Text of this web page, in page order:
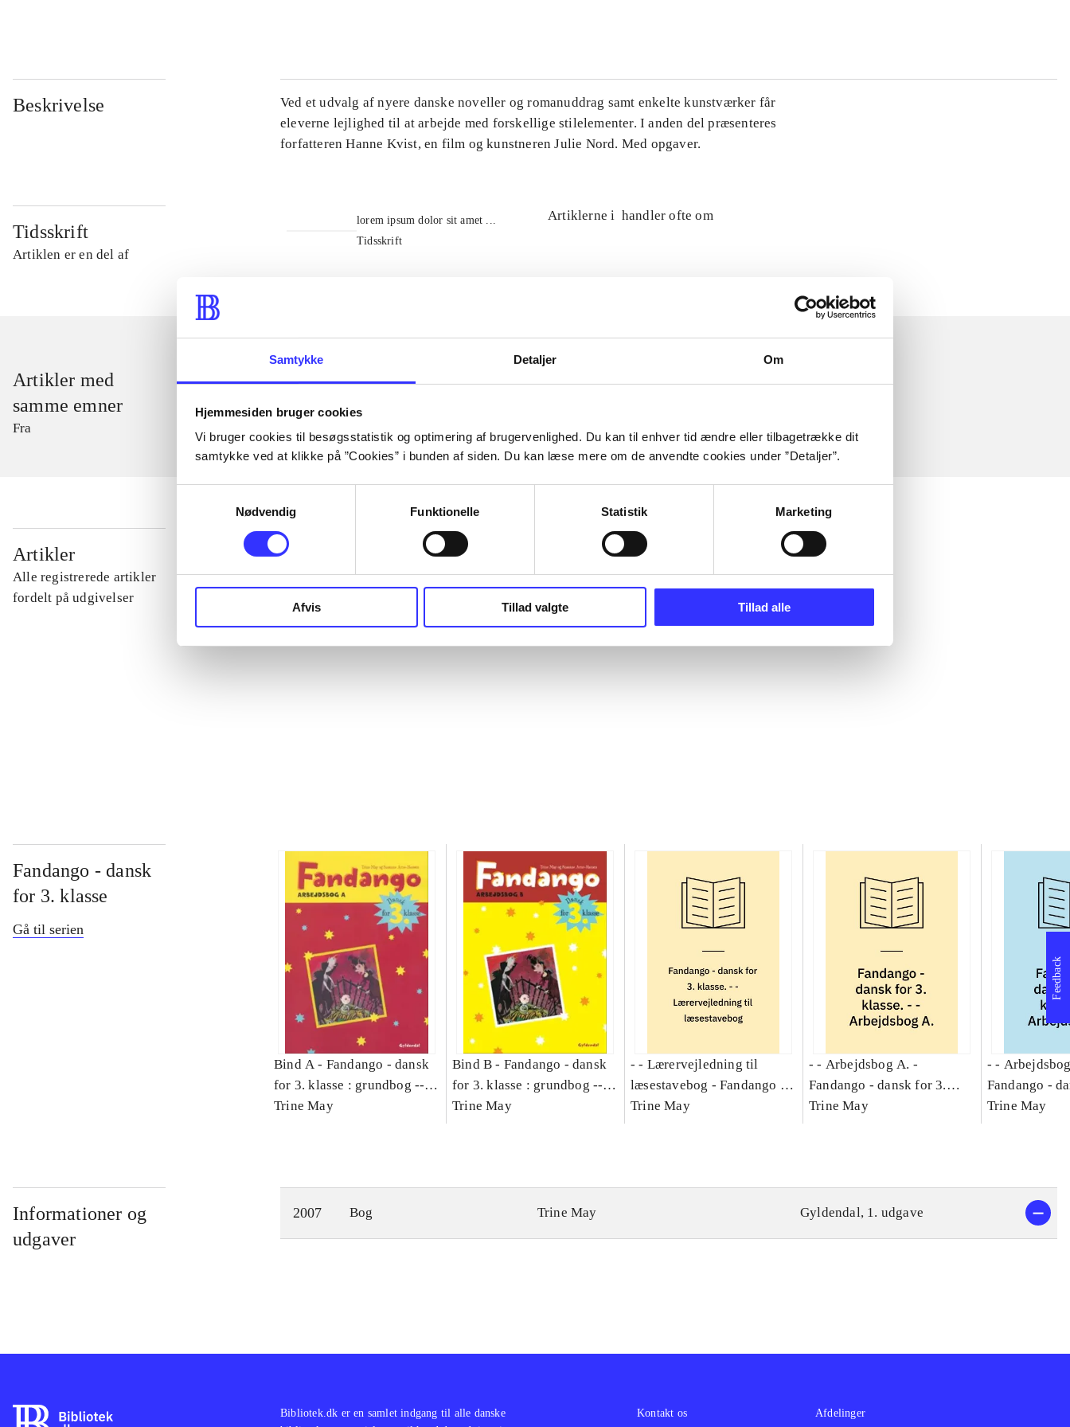
Samtykke Detaljer Om
Hjemmesiden bruger cookies
Vi bruger cookies til besøgsstatistik og optimering af brugervenlighed. Du kan til enhver tid ændre eller tilbagetrække dit
samtykke ved at klikke på ”Cookies” i bunden af siden. Du kan læse mere om de anvendte cookies under ”Detaljer”.
Nødvendig
Funktionelle Statistik Marketing
Afvis Tillad valgte Tillad alle
Beskrivelse
Ved et udvalg af nyere danske noveller og romanuddrag samt enkelte kunstværker får
eleverne lejlighed til at arbejde med forskellige stilelementer. I anden del præsenteres
forfatteren Hanne Kvist, en film og kunstneren Julie Nord. Med opgaver.
Tidsskrift
Artiklen er en del af
lorem ipsum dolor sit amet ...
Tidsskrift
Artiklerne i handler ofte om
Artikler med
samme emner
Fra
Artikler
Alle registrerede artikler
fordelt på udgivelser
...
...
Fandango - dansk
for 3. klasse
Gå til serien
Bind A - Fandango - dansk
for 3. klasse : grundbog --
Arbejdsbog. Bind A
Trine May
Bind B - Fandango - dansk
for 3. klasse : grundbog --
Arbejdsbog. Bind B
Trine May
- - Lærervejledning til
læsestavebog - Fandango -
dansk for 3. klasse :
Trine May
- - Arbejdsbog A. -
Fandango - dansk for 3.
klasse : grundbog. - -
Trine May
- -
Fandango -
klasse :
Trine May
Informationer og
udgaver
2007 Bog Trine May Gyldendal, 1. udgave
Feedback
Bibliotek.dk er en samlet indgang til alle danske
Kontakt os Afdelinger